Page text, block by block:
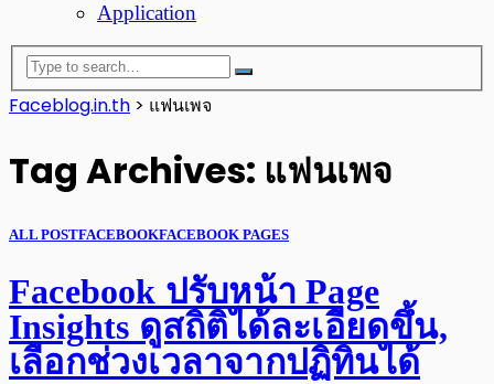
Application
Faceblog.in.th > แฟนเพจ
Tag Archives: แฟนเพจ
ALL POSTFACEBOOKFACEBOOK PAGES
Facebook ปรับหน้า Page
Insights ดูสถิติได้ละเอียดขึ้น,
เลือกช่วงเวลาจากปฏิทินได้